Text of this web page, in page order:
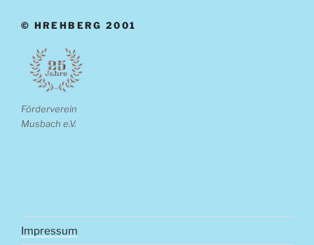
© HREHBERG 2001
Förderverein
Musbach e.V.
Impressum